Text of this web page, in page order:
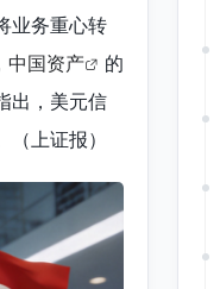
业务重心转
中国资产
的
出，美元信
上证报）